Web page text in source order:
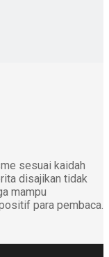
sesuai kaidah
disajikan tidak
mampu
para pembaca.